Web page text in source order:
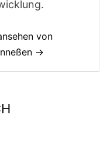
von
→